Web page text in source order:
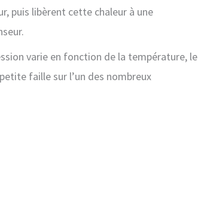
puis libèrent cette chaleur à une
varie en fonction de la température, le
faille sur l’un des nombreux